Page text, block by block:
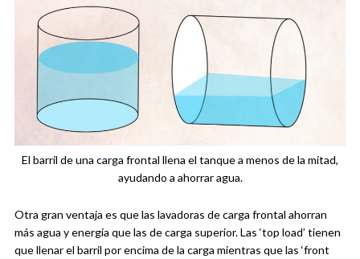
El barril de una carga frontal llena el tanque a menos de la mitad,
ayudando a ahorrar agua.
Otra gran ventaja es que las lavadoras de carga frontal ahorran
más agua y energía que las de carga superior. Las ‘top load’ tienen
que llenar el barril por encima de la carga mientras que las ‘front